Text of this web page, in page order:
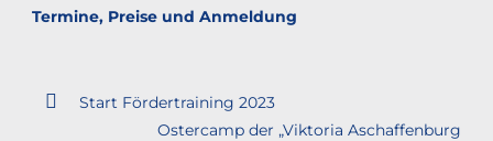
Termine, Preise und Anmeldung
Start Fördertraining 2023
Ostercamp der „Viktoria Aschaffenburg